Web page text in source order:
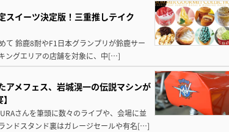
スイーツ決定版！三重推しテイク
て 鈴鹿8耐やF1日本グランプリが鈴鹿サー
ングエリアの店舗を対象に、中[…]
アメフェス、岩城滉一の伝説マシンが
さんを筆頭に数々のライブや、会場に並
ンドスタンド裏はガレージセールや有名[…]